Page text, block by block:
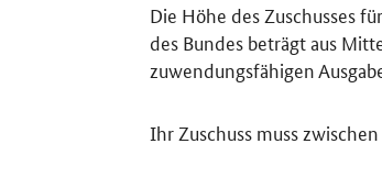
Die Höhe des Zuschusses
des Bundes beträgt aus
zuwendungsfähigen
Ihr Zuschuss muss zwischen